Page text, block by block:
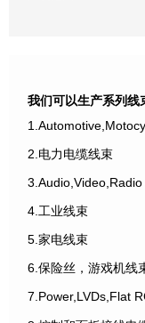
我们可以生产系列线
2.电力电缆线束
4.工业线束
5.家电线束
6.保险丝，游戏机线
7.Power,LVDs,Flat